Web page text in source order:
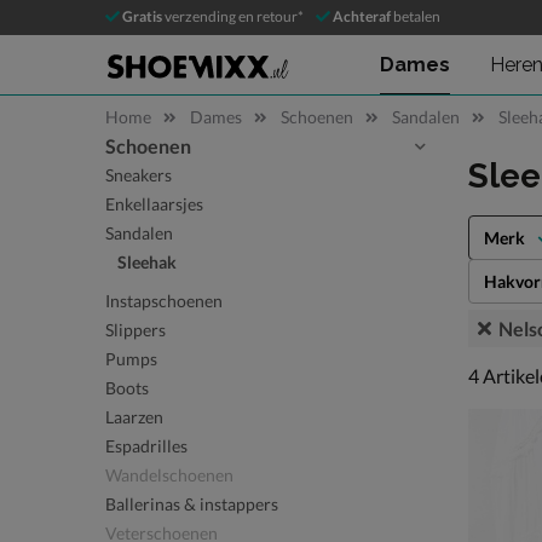
Gratisverzending en retour* Achteraf betalen
Dames Heren
Home Dames Schoenen Sandalen
Sla categorieën over
Schoenen
Sneakers
Enkellaarsjes
Sandalen
Sleehak
Instapschoenen
Slippers
Pumps
Boots
Laarzen
Espadrilles
Wandelschoenen
Ballerinas & instappers
Veterschoenen
Merk
4
4